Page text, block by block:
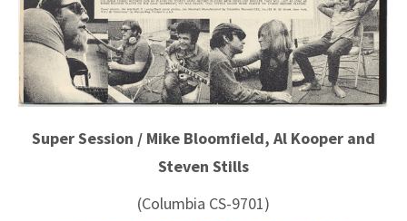
Super Session / Mike Bloomfield, Al Kooper and
Steven Stills
(Columbia CS-9701)